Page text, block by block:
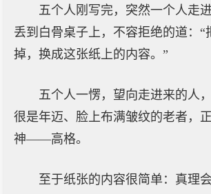
五个人刚写完，突然一个人走
丢到白骨桌子上，不容拒绝的道：“
掉，换成这张纸上的内容。”
五个人一愣，望向走进来的人
很是年迈、脸上布满皱纹的老者，
神——高格。
至于纸张的内容很简单：真理